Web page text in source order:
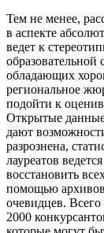
Тем не менее,
в аспекте
ведет к
обладающих
региональное
подойти к
Открытые
дают
разрознена,
лауреатов
восстановить
помощью архивов
очевидцев.
2000